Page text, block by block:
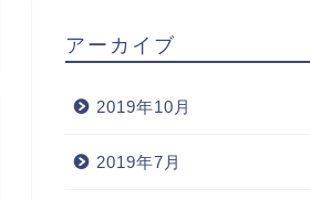
アーカイブ
2019年10月
2019年7月